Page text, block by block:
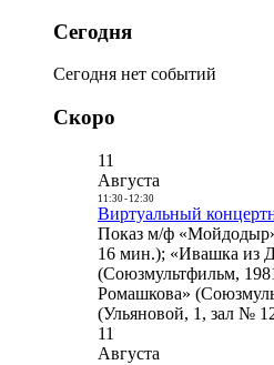
Сегодня
Сегодня нет событий
Скоро
11
Августа
11:30- 12:30
Виртуальный
Показ м/ф
16 мин.); «Ивашка из
(Союзмультфильм,
Ромашкова»
(Ульяновой, 1, зал №
11
Августа